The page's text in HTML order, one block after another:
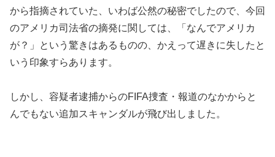
から指摘されていた、いわば公然の秘密でしたので、今回
のアメリカ司法省の摘発に関しては、「なんでアメリカ
が？」という驚きはあるものの、かえって遅きに失したと
いう印象すらあります。
しかし、容疑者逮捕からのFIFA捜査・報道のなかからと
んでもない追加スキャンダルが飛び出しました。